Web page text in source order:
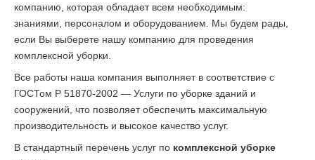
компанию, которая обладает всем необходимым:
знаниями, персоналом и оборудованием. Мы будем рады,
если Вы выберете нашу компанию для проведения
комплексной уборки.
Все работы наша компания выполняет в соответствие с
ГОСТом Р 51870-2002 — Услуги по уборке зданий и
сооружений, что позволяет обеспечить максимальную
производительность и высокое качество услуг.
В стандартный перечень услуг по комплексной уборке